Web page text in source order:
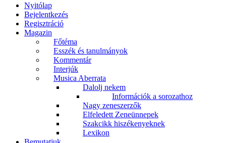
Nyitólap
Bejelentkezés
Regisztráció
Magazin
Főtéma
Esszék és tanulmányok
Kommentár
Interjúk
Musica Aberrata
Dalolj nekem
Információk a sorozathoz
Nagy zeneszerzők
Elfeledett Zeneünnepek
Szakcikk hiszékenyeknek
Lexikon